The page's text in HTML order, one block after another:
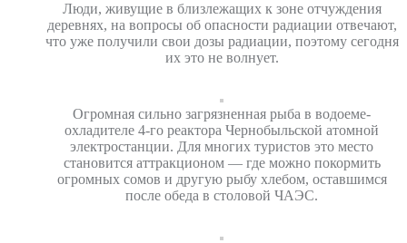
Люди, живущие в близлежащих к зоне отчуждения
деревнях, на вопросы об опасности радиации отвечают,
что уже получили свои дозы радиации, поэтому сегодня
их это не волнует.
Огромная сильно загрязненная рыба в водоеме-
охладителе 4-го реактора Чернобыльской атомной
электростанции. Для многих туристов это место
становится аттракционом — где можно покормить
огромных сомов и другую рыбу хлебом, оставшимся
после обеда в столовой ЧАЭС.